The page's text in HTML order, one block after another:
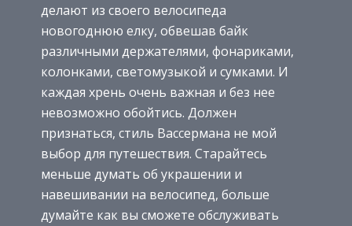
делают из своего велосипеда
новогоднюю елку, обвешав байк
различными держателями, фонариками,
колонками, светомузыкой и сумками. И
каждая хрень очень важная и без нее
невозможно обойтись. Должен
признаться, стиль Вассермана не мой
выбор для путешествия. Старайтесь
меньше думать об украшении и
навешивании на велосипед, больше
думайте как вы сможете обслуживать